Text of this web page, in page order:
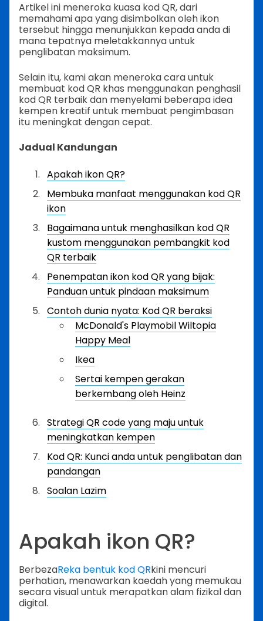
Artikel ini meneroka kuasa kod QR, dari
memahami apa yang disimbolkan oleh ikon
tersebut hingga menunjukkan kepada anda di
mana tepatnya meletakkannya untuk
penglibatan maksimum.
Selain itu, kami akan meneroka cara untuk
membuat kod QR khas menggunakan penghasil
kod QR terbaik dan menyelami beberapa idea
kempen kreatif untuk membuat pengimbasan
itu meningkat dengan cepat.
Jadual Kandungan
Apakah ikon QR?
Membuka manfaat menggunakan kod QR
ikon
Bagaimana untuk menghasilkan kod QR
kustom menggunakan pembangkit kod
QR terbaik
Penempatan ikon kod QR yang bijak:
Panduan untuk pindaan maksimum
Contoh dunia nyata: Kod QR beraksi
McDonald's Playmobil Wiltopia
Happy Meal
Ikea
Sertai kempen gerakan
berkembang oleh Heinz
Strategi QR code yang maju untuk
meningkatkan kempen
Kod QR: Kunci anda untuk penglibatan dan
pandangan
Soalan Lazim
Apakah ikon QR?
BerbezaReka bentuk kod QRkini mencuri
perhatian, menawarkan kaedah yang memukau
secara visual untuk merapatkan alam fizikal dan
digital.